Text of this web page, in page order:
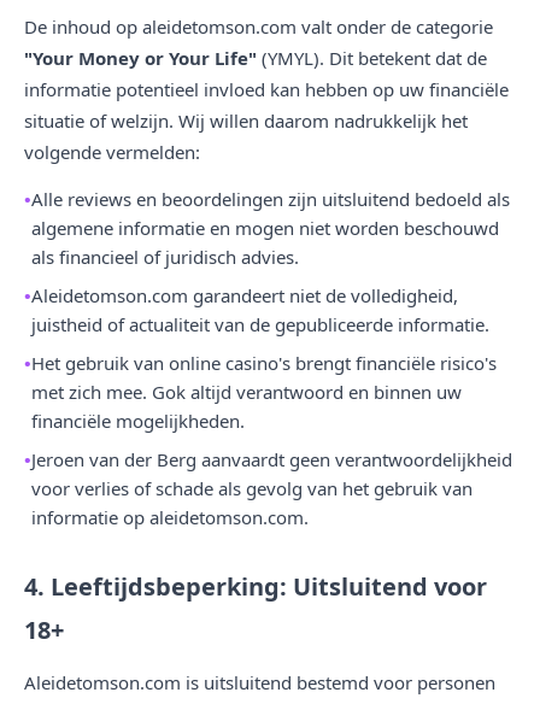
De inhoud op aleidetomson.com valt onder de categorie
"Your Money or Your Life" (YMYL). Dit betekent dat de
informatie potentieel invloed kan hebben op uw financiële
situatie of welzijn. Wij willen daarom nadrukkelijk het
volgende vermelden:
Alle reviews en beoordelingen zijn uitsluitend bedoeld als
algemene informatie en mogen niet worden beschouwd
als financieel of juridisch advies.
Aleidetomson.com garandeert niet de volledigheid,
juistheid of actualiteit van de gepubliceerde informatie.
Het gebruik van online casino's brengt financiële risico's
met zich mee. Gok altijd verantwoord en binnen uw
financiële mogelijkheden.
Jeroen van der Berg aanvaardt geen verantwoordelijkheid
voor verlies of schade als gevolg van het gebruik van
informatie op aleidetomson.com.
4. Leeftijdsbeperking: Uitsluitend voor
18+
Aleidetomson.com is uitsluitend bestemd voor personen